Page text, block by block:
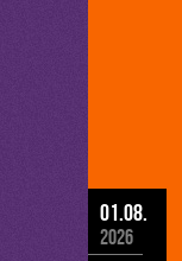
01.08.
2026